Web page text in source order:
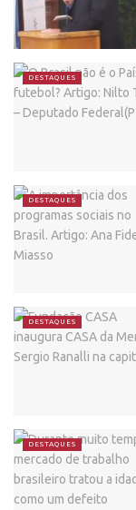
DESTAQUES
DESTAQUES
DESTAQUES
DESTAQUES